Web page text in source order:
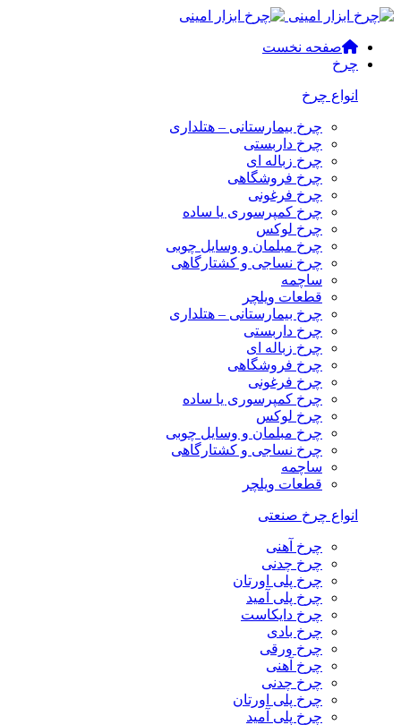
صفحه نخست
چرخ
انواع چرخ
چرخ بیمارستانی – هتلداری
چرخ داربستی
چرخ زباله ای
چرخ فروشگاهی
چرخ فرغونی
چرخ کمپرسوری یا ساده
چرخ لوکس
چرخ مبلمان و وسایل چوبی
چرخ نساجی و کشتارگاهی
ساچمه
قطعات ویلچر
چرخ بیمارستانی – هتلداری
چرخ داربستی
چرخ زباله ای
چرخ فروشگاهی
چرخ فرغونی
چرخ کمپرسوری یا ساده
چرخ لوکس
چرخ مبلمان و وسایل چوبی
چرخ نساجی و کشتارگاهی
ساچمه
قطعات ویلچر
انواع چرخ صنعتی
چرخ آهنی
چرخ چدنی
چرخ پلی اورتان
چرخ پلی آمید
چرخ دایکاست
چرخ بادی
چرخ ورقی
چرخ آهنی
چرخ چدنی
چرخ پلی اورتان
چرخ پلی آمید